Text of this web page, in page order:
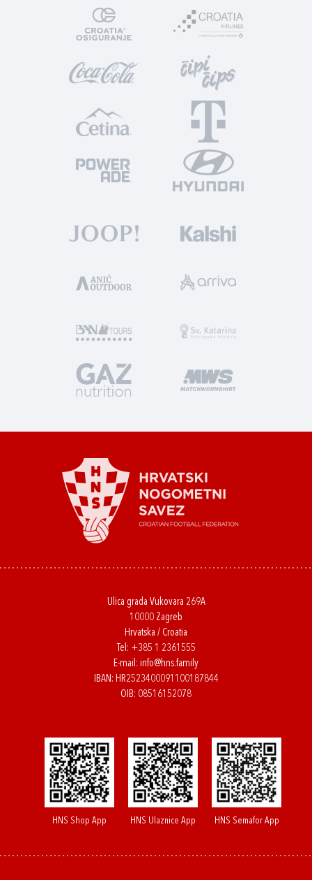
Ulica grada Vukovara 269A
10000 Zagreb
Hrvatska / Croatia
Tel: +385 1 2361555
E-mail: info@hns.family
IBAN: HR2523400091100187844
OIB: 08516152078
HNS Shop App HNS Ulaznice App HNS Semafor App